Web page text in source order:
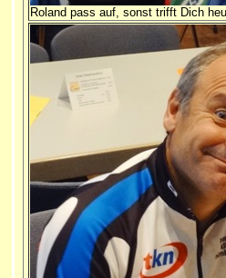
Roland pass auf, sonst trifft Dich